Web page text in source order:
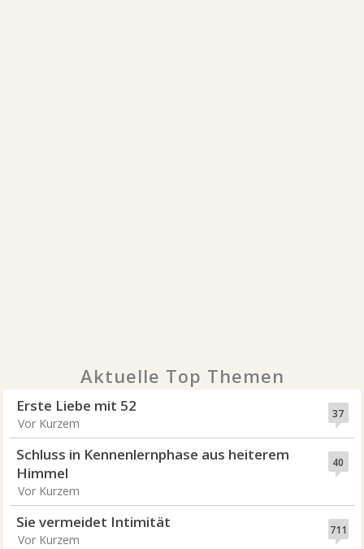
Aktuelle Top Themen
37
Erste Liebe mit 52
Vor Kurzem
40
Schluss in Kennenlernphase aus heiterem
Himmel
Vor Kurzem
711
Sie vermeidet Intimität
Vor Kurzem